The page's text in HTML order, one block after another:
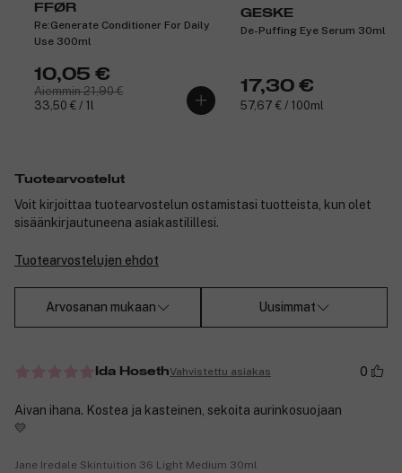
FFØR
Re:Generate Conditioner For Daily
Use 300ml
10,05 €
Aiemmin 21,90 €
33,50 € / 1l
GESKE
De-Puffing Eye Serum 30ml
17,30 €
57,67 € / 100ml
Tuotearvostelut
Voit kirjoittaa tuotearvostelun ostamistasi tuotteista, kun olet
sisäänkirjautuneena asiakastilillesi.
Tuotearvostelujen ehdot
Arvosanan mukaan Uusimmat
Ida HosethVahvistettu asiakas 0
Aivan ihana. Kostea ja kasteinen, sekoita aurinkosuojaan
💛
Jane Iredale Skintuition 36 Light Medium 30ml